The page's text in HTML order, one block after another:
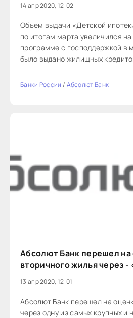
14 апр 2020, 12:02
Объем выдачи «Детской
по итогам марта увеличился
программе с господдержкой в
было выдано жилищных
Банки России / Абсолют Банк
Абсолют Банк перешел на
вторичного жилья через
13 апр 2020, 12:01
Абсолют Банк перешел на
через одну из самых крупных и